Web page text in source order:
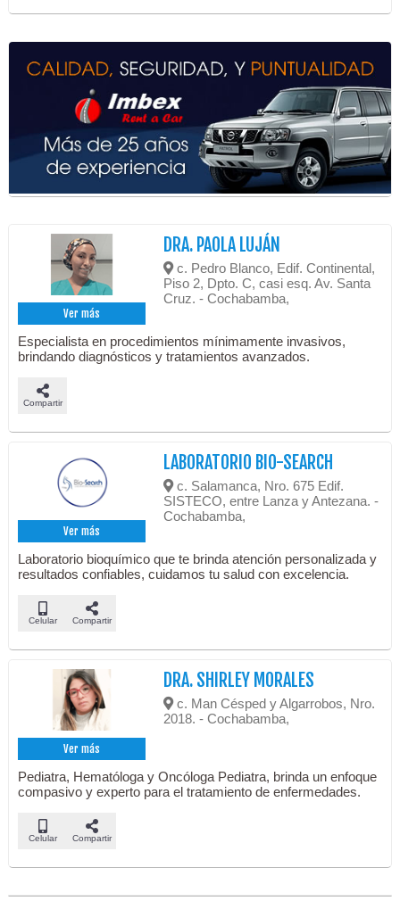
Ver más
DRA. PAOLA LUJÁN
c. Pedro Blanco, Edif. Continental,
Piso 2, Dpto. C, casi esq. Av. Santa
Cruz. - Cochabamba,
Especialista en procedimientos mínimamente invasivos,
brindando diagnósticos y tratamientos avanzados.
Compartir
Ver más
LABORATORIO BIO-SEARCH
c. Salamanca, Nro. 675 Edif.
SISTECO, entre Lanza y Antezana. -
Cochabamba,
Laboratorio bioquímico que te brinda atención personalizada y
resultados confiables, cuidamos tu salud con excelencia.
Celular Compartir
Ver más
DRA. SHIRLEY MORALES
c. Man Césped y Algarrobos, Nro.
2018. - Cochabamba,
Pediatra, Hematóloga y Oncóloga Pediatra, brinda un enfoque
compasivo y experto para el tratamiento de enfermedades.
Celular Compartir